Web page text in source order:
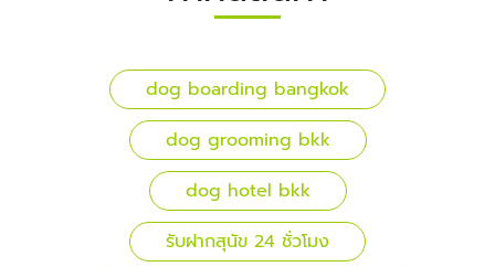
dog boarding bangkok
dog grooming bkk
dog hotel bkk
รับฝากสุนัข 24 ชั่วโมง